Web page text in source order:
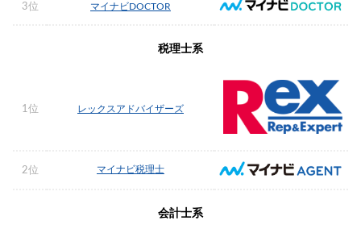
3位 マイナビDOCTOR
税理士系
1位 レックスアドバイザーズ
2位 マイナビ税理士
会計士系